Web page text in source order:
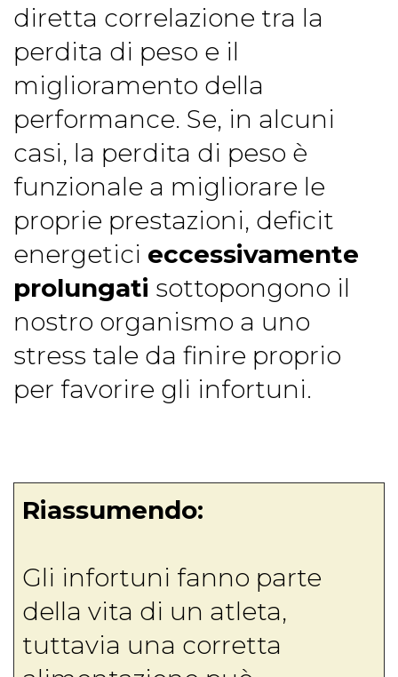
diretta correlazione tra la
perdita di peso e il
miglioramento della
performance. Se, in alcuni
casi, la perdita di peso è
funzionale a migliorare le
proprie prestazioni, deficit
energetici eccessivamente
prolungati sottopongono il
nostro organismo a uno
stress tale da finire proprio
per favorire gli infortuni.
Riassumendo:
Gli infortuni fanno parte
della vita di un atleta,
tuttavia una corretta